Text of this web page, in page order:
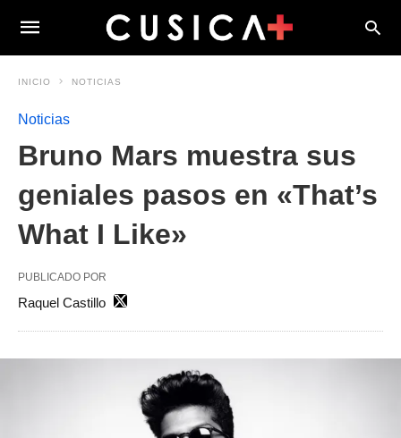
INICIO NOTICIAS
Noticias
Bruno Mars muestra sus
geniales pasos en «That’s
What I Like»
PUBLICADO POR
Raquel Castillo